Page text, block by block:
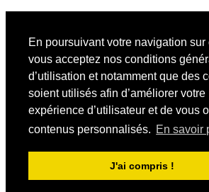
En poursuivant votre navigation sur
vous acceptez nos conditions
d’utilisation et notamment que des
soient utilisés afin d’améliorer votre
expérience d’utilisateur et de vous
contenus personnalisés. En savoir
J'ai compris !